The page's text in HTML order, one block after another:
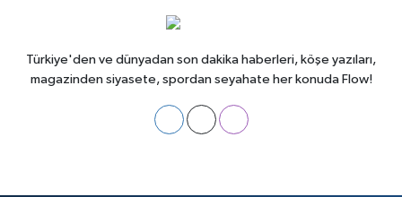
Türkiye'den ve dünyadan son dakika haberleri, köşe yazıları,
magazinden siyasete, spordan seyahate her konuda Flow!